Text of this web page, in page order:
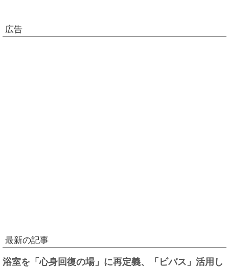
広告
最新の記事
浴室を「心身回復の場」に再定義、「ビバス」活用し